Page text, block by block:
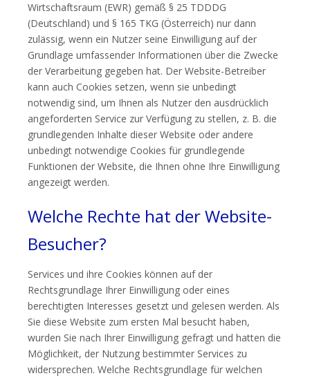
Wirtschaftsraum (EWR) gemäß § 25 TDDDG
(Deutschland) und § 165 TKG (Österreich) nur dann
zulässig, wenn ein Nutzer seine Einwilligung auf der
Grundlage umfassender Informationen über die Zwecke
der Verarbeitung gegeben hat. Der Website-Betreiber
kann auch Cookies setzen, wenn sie unbedingt
notwendig sind, um Ihnen als Nutzer den ausdrücklich
angeforderten Service zur Verfügung zu stellen, z. B. die
grundlegenden Inhalte dieser Website oder andere
unbedingt notwendige Cookies für grundlegende
Funktionen der Website, die Ihnen ohne Ihre Einwilligung
angezeigt werden.
Welche Rechte hat der Website-
Besucher?
Services und ihre Cookies können auf der
Rechtsgrundlage Ihrer Einwilligung oder eines
berechtigten Interesses gesetzt und gelesen werden. Als
Sie diese Website zum ersten Mal besucht haben,
wurden Sie nach Ihrer Einwilligung gefragt und hatten die
Möglichkeit, der Nutzung bestimmter Services zu
widersprechen. Welche Rechtsgrundlage für welchen